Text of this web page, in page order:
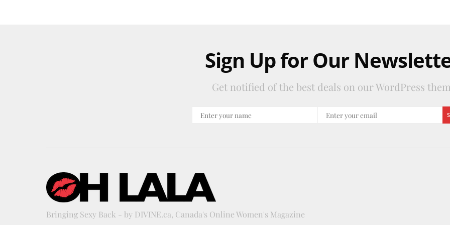
Sign Up for Our
Get notified of the best deals on our WordPress
Bringing Sexy Back - by DIVINE.ca, Canada's Online Women's Magazine